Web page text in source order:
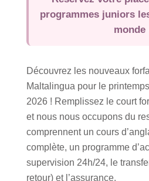
École
Cours
Programme
Résidence Supérieure
Résidence
Famille d’accueil
programmes juniors
monde
Découvrez les nouveaux
Maltalingua pour le
2026 ! Remplissez le court
et nous nous occupons du
comprennent un cours
complète, un programme
supervision 24h/24, le
retour) et l’assurance.